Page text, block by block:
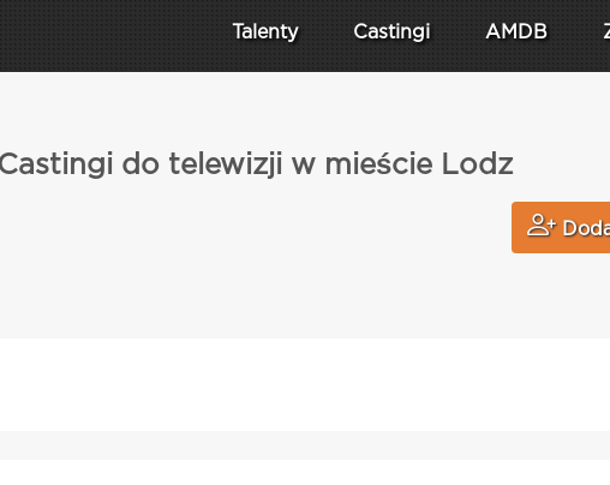
Talenty Castingi AMDB
do telewizji w mieście Lodz